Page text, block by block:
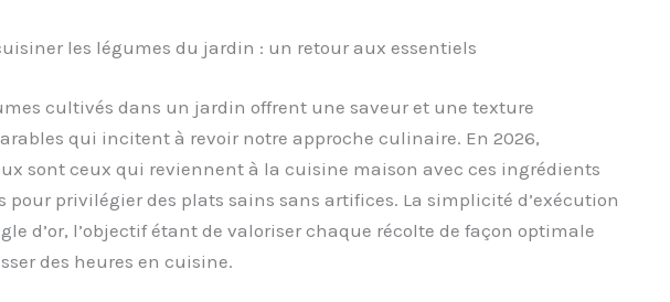
les légumes du jardin : un retour aux essentiels
cultivés dans un jardin offrent une saveur et une texture
qui incitent à revoir notre approche culinaire. En 2026,
sont ceux qui reviennent à la cuisine maison avec ces ingrédients
pour privilégier des plats sains sans artifices. La simplicité d’exécution
d’or, l’objectif étant de valoriser chaque récolte de façon optimale
des heures en cuisine.